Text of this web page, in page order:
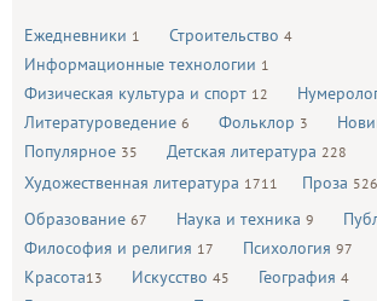
Ежедневники 1 Строительство 4
Информационные технологии 1
Физическая культура и спорт 12
Литературоведение 6 Фольклор 3
Популярное 35 Детская литература 228
Художественная литература 1711 Проза 526
Образование 67 Наука и техника 9
Философия и религия 17 Психология 97
Красота13 Искусство 45 География 4